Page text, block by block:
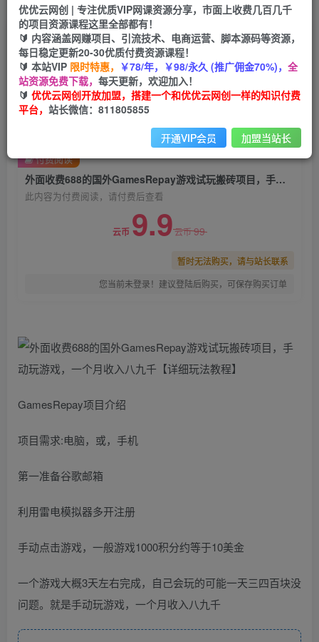
首页 冒泡网 正文
外面收费688的国外GamesRepay游戏试玩搬砖项
目，手动玩游戏，一个月收入八九千【详细玩法教
程】
优优云网创
2年前发布
1050 188
外面收费688的国外GamesRepay游戏试玩搬砖项目，手动玩游戏，一个月收入八九千【详细玩法教程】
此内容为付费阅读，请付费后查看
云币 9.9云币99
暂时无法购买，请与站长联系
您当前未登录！建议登陆后购买，可保存购买订单
付费阅读
GamesRepay项目介绍
项目需求:电脑，或，手机
第一准备谷歌邮箱
利用雷电模拟器多开注册
手动点击游戏，一般游戏1000积分约等于10美金
一个游戏大概3天左右完成，自己会玩的可能一天三四百块没
问题。就是手动玩游戏，一个月收入八九千
优优云网创 | 专注优质VIP网课资源分享，市面上收费几百几千
的项目资源课程这里全部都有！
🔰 内容涵盖网赚项目、引流技术、电商运营、脚本源码等资源，
每日稳定更新20-30优质付费资源课程！
🔰 本站VIP 限时特惠， ￥78/年，￥98/永久 (推广佣金70%)， 全
站资源免费下载， 每天更新，欢迎加入！
🔰 优优云网创开放加盟，搭建一个和优优云网创一样的知识付费
平台， 站长微信：811805855
开通VIP会员 加盟当站长